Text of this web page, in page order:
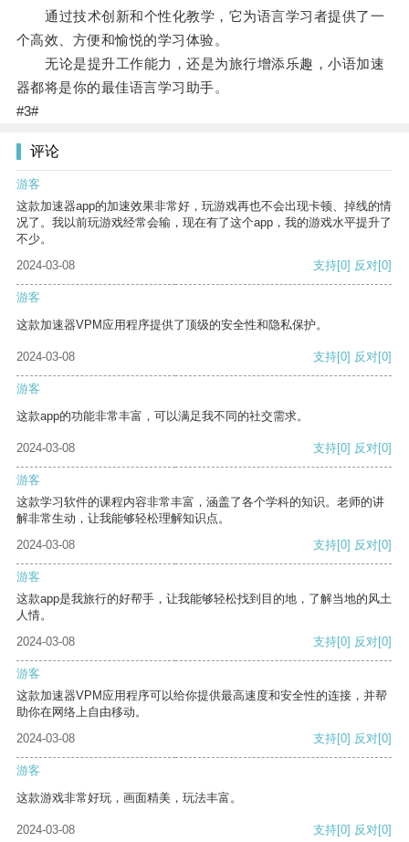
通过技术创新和个性化教学，它为语言学习者提供了一
个高效、方便和愉悦的学习体验。
无论是提升工作能力，还是为旅行增添乐趣，小语加速
器都将是你的最佳语言学习助手。
#3#
评论
游客
这款加速器app的加速效果非常好，玩游戏再也不会出现卡顿、掉线的情
况了。我以前玩游戏经常会输，现在有了这个app，我的游戏水平提升了
不少。
2024-03-08
支持[0] 反对[0]
游客
这款加速器VPM应用程序提供了顶级的安全性和隐私保护。
2024-03-08 支持[0] 反对[0]
游客
这款app的功能非常丰富，可以满足我不同的社交需求。
2024-03-08 支持[0] 反对[0]
游客
这款学习软件的课程内容非常丰富，涵盖了各个学科的知识。老师的讲
解非常生动，让我能够轻松理解知识点。
2024-03-08
支持[0] 反对[0]
游客
这款app是我旅行的好帮手，让我能够轻松找到目的地，了解当地的风土
人情。
2024-03-08
支持[0] 反对[0]
游客
这款加速器VPM应用程序可以给你提供最高速度和安全性的连接，并帮
助你在网络上自由移动。
2024-03-08
支持[0] 反对[0]
游客
这款游戏非常好玩，画面精美，玩法丰富。
2024-03-08 支持[0] 反对[0]